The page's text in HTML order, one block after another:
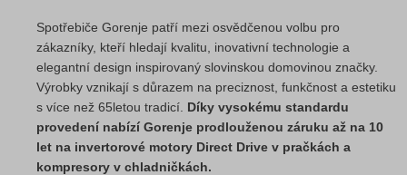
Spotřebiče Gorenje patří mezi osvědčenou volbu pro
zákazníky, kteří hledají kvalitu, inovativní technologie a
elegantní design inspirovaný slovinskou domovinou značky.
Výrobky vznikají s důrazem na preciznost, funkčnost a estetiku
s více než 65letou tradicí. Díky vysokému standardu
provedení nabízí Gorenje prodlouženou záruku až na 10
let na invertorové motory Direct Drive v pračkách a
kompresory v chladničkách.